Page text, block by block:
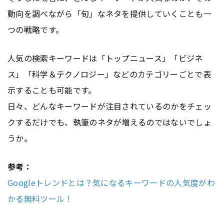
動向を調べながら「旬」なネタを提供していくことも一
つの戦略です。
人気の検索キーワードは「トップニュース」「ビジネ
ス」「科学＆テクノロジー」などのカテゴリーごとで表
示することも可能です。
日々、どんなキーワードが注目されているのかをチェッ
クするだけでも、執筆のネタが増えるのではないでしょ
うか。
参考：
Googleトレンドとは？気になるキーワードの人気度がわ
かる無料ツール！